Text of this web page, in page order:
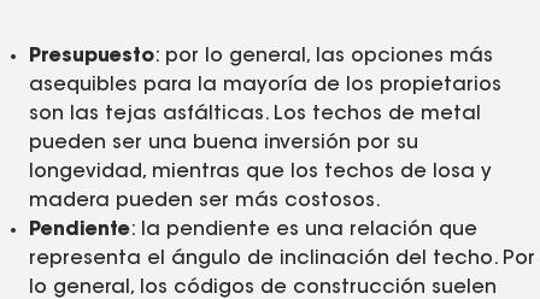
Presupuesto: por lo general, las opciones más
asequibles para la mayoría de los propietarios
son las tejas asfálticas. Los techos de metal
pueden ser una buena inversión por su
longevidad, mientras que los techos de losa y
madera pueden ser más costosos.
Pendiente: la pendiente es una relación que
representa el ángulo de inclinación del techo. Por
lo general, los códigos de construcción suelen